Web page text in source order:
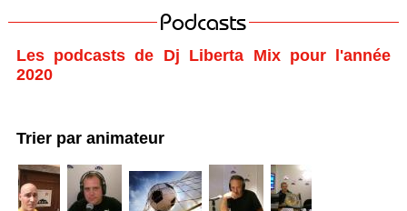
Podcasts
Les podcasts de Dj Liberta Mix pour l'année
2020
Trier par animateur